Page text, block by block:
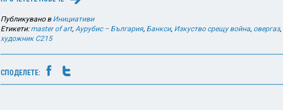
Публикувано вИнициативи
Етикети:master of art, Аурубис – България, Банкси, Изкуство срещу война, овергаз,
художник C215
СПОДЕЛЕТЕ: